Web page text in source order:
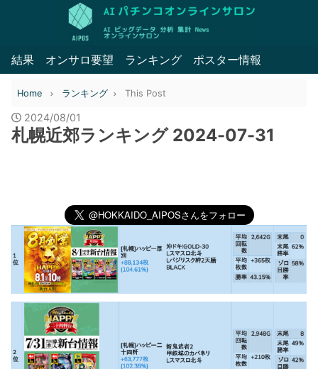
結果 オンサロ要望 ランキング ポスター情報
Home ランキング This Post
2024/08/01
札幌近郊ランキング 2024-07-31